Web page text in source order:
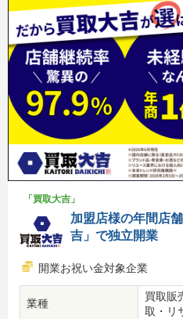
「買取大吉」
加盟店様の年間店
吉」で独立開業
開業お祝い金対象企業
業種
買取販
取・リ